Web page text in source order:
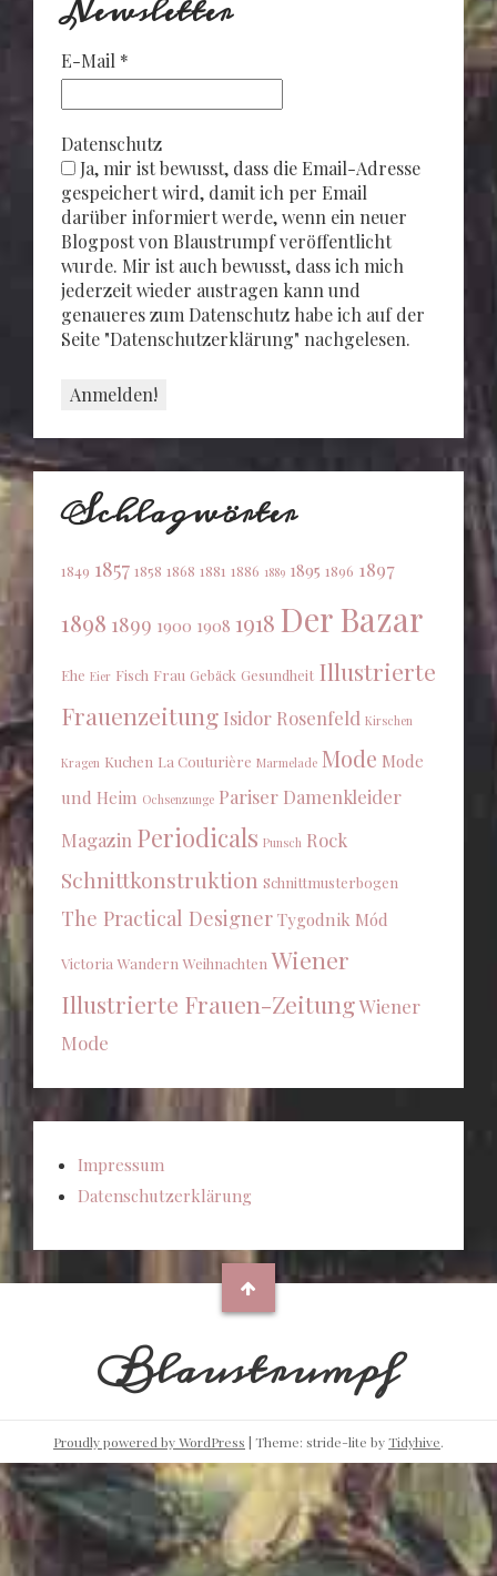
Newsletter
E-Mail *
Datenschutz
Ja, mir ist bewusst, dass die Email-Adresse
gespeichert wird, damit ich per Email
darüber informiert werde, wenn ein neuer
Blogpost von Blaustrumpf veröffentlicht
wurde. Mir ist auch bewusst, dass ich mich
jederzeit wieder austragen kann und
genaueres zum Datenschutz habe ich auf der
Seite "Datenschutzerklärung" nachgelesen.
Schlagwörter
1849 1857 1858 1868 1881 1886 1889 1895 1896 1897
1898 1899 1900 1908 1918 Der Bazar
Ehe Eier Fisch Frau Gebäck Gesundheit Illustrierte
Frauenzeitung Isidor Rosenfeld Kirschen
Kragen Kuchen La Couturière Marmelade Mode Mode
und Heim Ochsenzunge Pariser Damenkleider
Magazin Periodicals Punsch Rock
Schnittkonstruktion Schnittmusterbogen
The Practical Designer Tygodnik Mód
Victoria Wandern Weihnachten Wiener
Illustrierte Frauen-ZeitungWiener
Mode
Impressum
Datenschutzerklärung
Blaustrumpf
Proudly powered by WordPress | Theme: stride-lite byTidyhive.